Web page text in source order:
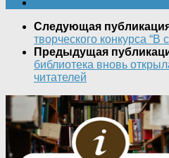
Следующая
творческого конкурса “В
Предыдущая
библиотека вновь
читателей